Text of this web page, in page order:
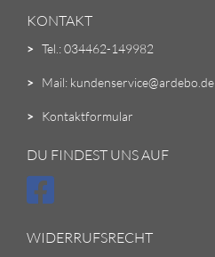
KONTAKT
> Tel.: 034462-149982
> Mail: kundenservice@ardebo.de
> Kontaktformular
DU FINDEST UNS AUF
WIDERRUFSRECHT